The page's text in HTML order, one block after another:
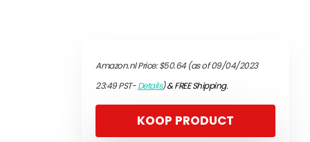
Amazon.nl Price:$50.64(as of 09/04/2023
23:49 PST-Details)&FREE Shipping.
KOOP PRODUCT